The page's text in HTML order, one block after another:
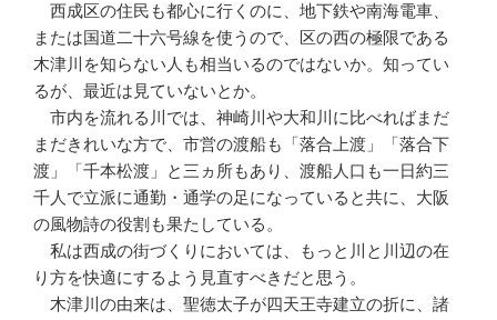
西成区の住民も都心に行くのに、地下鉄や南海電車、
または国道二十六号線を使うので、区の西の極限である
木津川を知らない人も相当いるのではないか。知ってい
るが、最近は見ていないとか。
市内を流れる川では、神崎川や大和川に比べればまだ
まだきれいな方で、市営の渡船も「落合上渡」「落合下
渡」「千本松渡」と三ヵ所もあり、渡船人口も一日約三
千人で立派に通勤・通学の足になっていると共に、大阪
の風物詩の役割も果たしている。
私は西成の街づくりにおいては、もっと川と川辺の在
り方を快適にするよう見直すべきだと思う。
木津川の由来は、聖徳太子が四天王寺建立の折に、諸